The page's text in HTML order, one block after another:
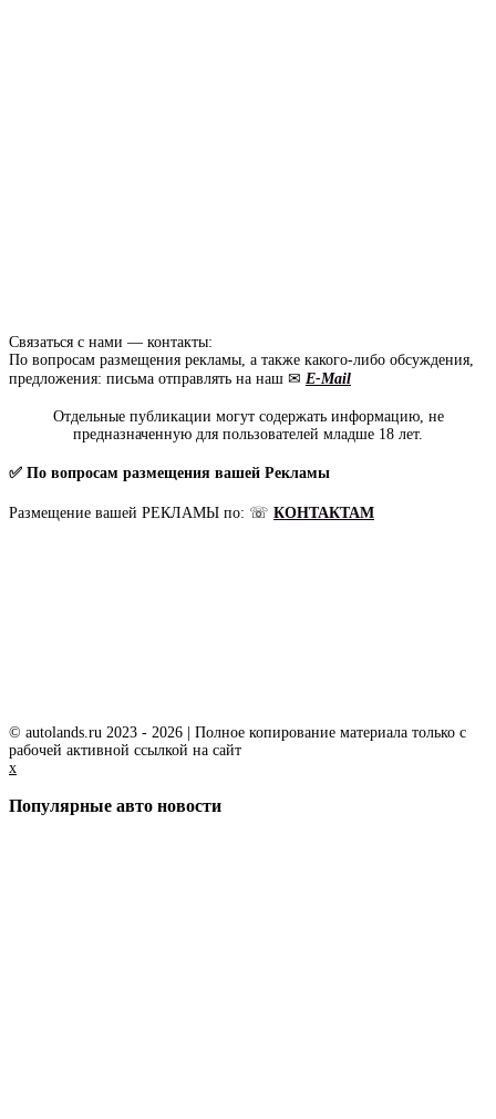
Связаться с нами — контакты:
По вопросам размещения рекламы, а также какого-либо обсуждения,
предложения: письма отправлять на наш ✉ E-Mail
Отдельные публикации могут содержать информацию, не
предназначенную для пользователей младше 18 лет.
✅ По вопросам размещения вашей Рекламы
Размещение вашей РЕКЛАМЫ по: ☏ КОНТАКТАМ
© autolands.ru 2023 - 2026 | Полное копирование материала только с
рабочей активной ссылкой на сайт
x
Популярные авто новости